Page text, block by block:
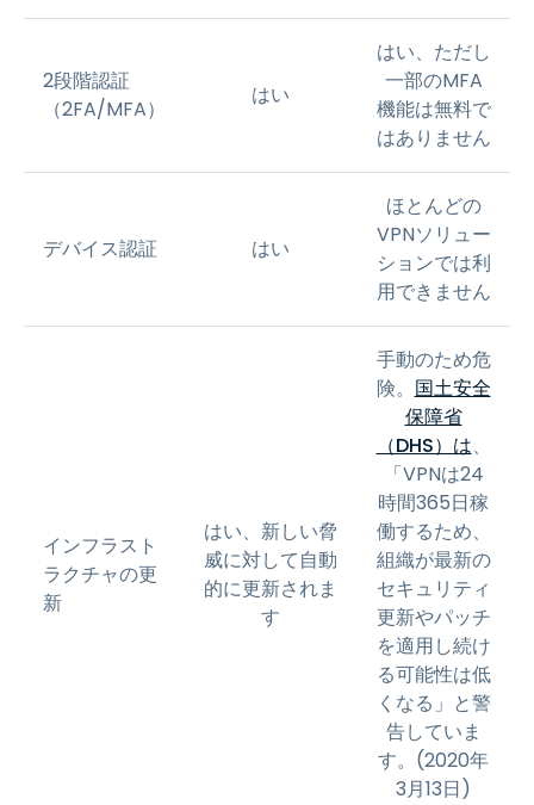
2段階認証
（2FA/MFA）
はい
はい、ただし
一部のMFA
機能は無料で
はありません
デバイス認証 はい
ほとんどの
VPNソリュー
ションでは利
用できません
インフラスト
ラクチャの更
新
はい、新しい脅
威に対して自動
的に更新されま
す
手動のため危
険。 国土安全
保障省
（DHS）は、
「VPNは24
時間365日稼
働するため、
組織が最新の
セキュリティ
更新やパッチ
を適用し続け
る可能性は低
くなる」と警
告していま
す。(2020年
3月13日)